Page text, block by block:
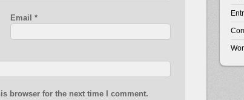
Email*
browser for the next time I comment.